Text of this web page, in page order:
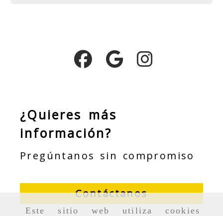
Este sitio web utiliza cookies
¿Quieres más
información?
Pregúntanos sin compromiso
Contáctanos